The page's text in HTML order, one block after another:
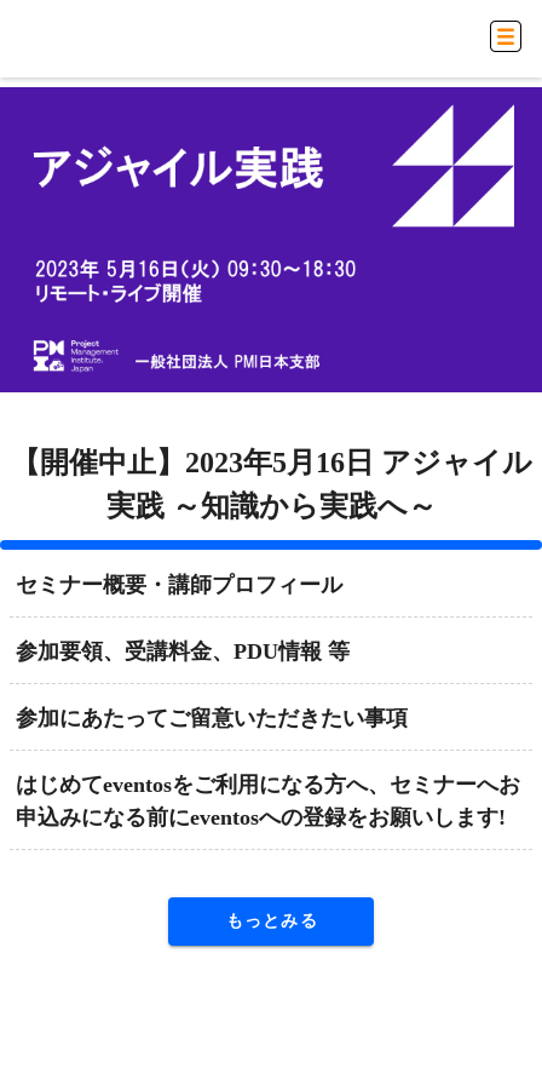
【開催中止】2023年5月16日 アジャイル
実践 ～知識から実践へ～
セミナー概要・講師プロフィール
参加要領、受講料金、PDU情報 等
参加にあたってご留意いただきたい事項
はじめてeventosをご利用になる方へ、セミナーへお
申込みになる前にeventosへの登録をお願いします!
もっとみる